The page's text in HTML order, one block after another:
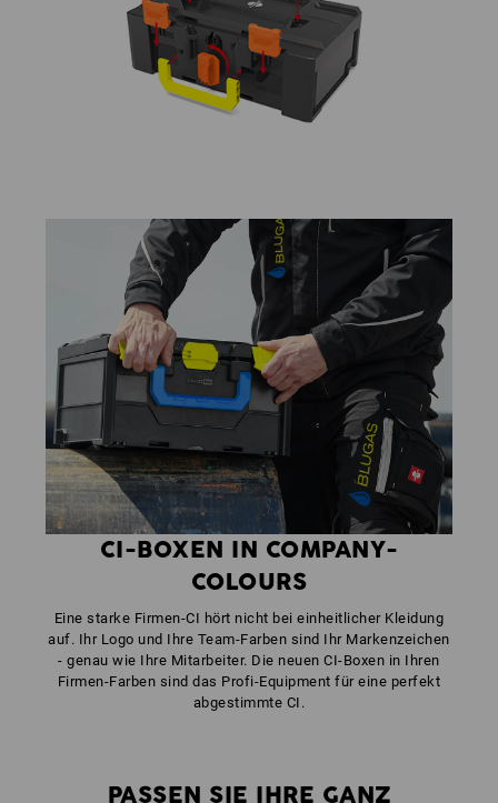
CI-BOXEN IN COMPANY-
COLOURS
Eine starke Firmen-CI hört nicht bei einheitlicher Kleidung
auf. Ihr Logo und Ihre Team-Farben sind Ihr Markenzeichen
- genau wie Ihre Mitarbeiter. Die neuen CI-Boxen in Ihren
Firmen-Farben sind das Profi-Equipment für eine perfekt
abgestimmte CI.
PASSEN SIE IHRE GANZ